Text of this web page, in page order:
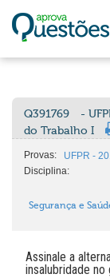
Q391769
-
do Trabalho I
Provas:
UFPR -
Disciplina:
Segurança e
Assinale a
insalubridade no